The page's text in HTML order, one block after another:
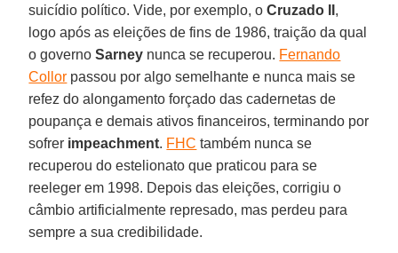
suicídio político. Vide, por exemplo, oCruzado II ,
logo após as eleições de fins de 1986, traição da qual
o governoSarney nunca se recuperou. Fernando
Collor passou por algo semelhante e nunca mais se
refez do alongamento forçado das cadernetas de
poupança e demais ativos financeiros, terminando por
sofrer impeachment. FHC também nunca se
recuperou do estelionato que praticou para se
reeleger em 1998. Depois das eleições, corrigiu o
câmbio artificialmente represado, mas perdeu para
sempre a sua credibilidade.